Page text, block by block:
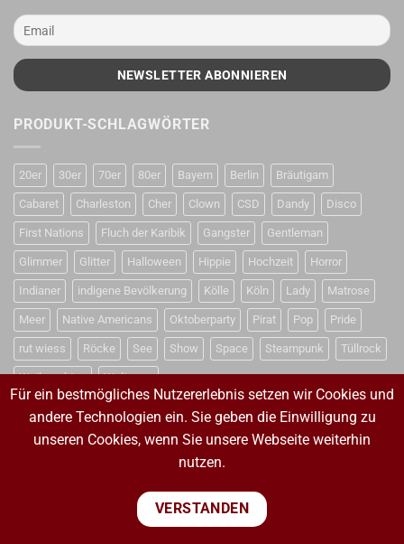
PRODUKT-SCHLAGWÖRTER
20er 30er 70er 80er Bayern Berlin Bräutigam
Cabaret Charleston Cher Clown CSD Dandy Disco
First Nations Fluch der Karibik Gangster Gentleman
Glimmer Glitter Halloween Hippie Hochzeit Horror
Indianer indigene Bevölkerung Kölle Köln Lady Matrose
Meer Native Americans Oktoberparty Pirat Pop Pride
rut wiess Röcke See Show Space Steampunk Tüllrock
Weihnachten Weltraum
VERTRAG WIDERRUFEN
VERTRAG WIDERRUFEN
Für ein bestmögliches Nutzererlebnis setzen wir Cookies und
andere Technologien ein. Sie geben die Einwilligung zu
unseren Cookies, wenn Sie unsere Webseite weiterhin
nutzen.
VERSTANDEN